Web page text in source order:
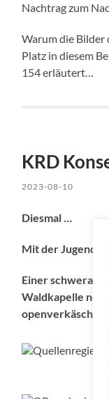
Nachtrag zum
Warum die
Platz in diesem
154 erläutert…
KRD
2023-08-10
Diesmal …
Mit der
Einer
Waldkapelle